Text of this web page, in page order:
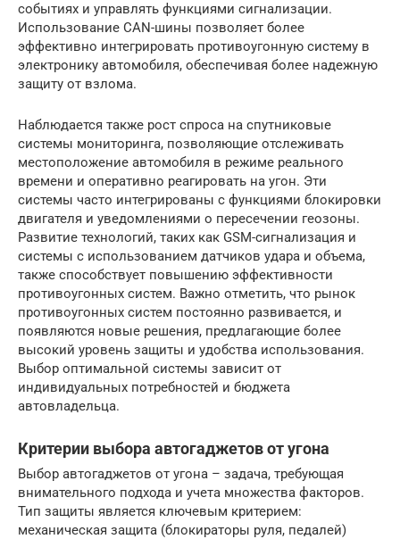
событиях и управлять функциями сигнализации.
Использование CAN-шины позволяет более
эффективно интегрировать противоугонную систему в
электронику автомобиля, обеспечивая более надежную
защиту от взлома.
Наблюдается также рост спроса на спутниковые
системы мониторинга, позволяющие отслеживать
местоположение автомобиля в режиме реального
времени и оперативно реагировать на угон. Эти
системы часто интегрированы с функциями блокировки
двигателя и уведомлениями о пересечении геозоны.
Развитие технологий, таких как GSM-сигнализация и
системы с использованием датчиков удара и объема,
также способствует повышению эффективности
противоугонных систем. Важно отметить, что рынок
противоугонных систем постоянно развивается, и
появляются новые решения, предлагающие более
высокий уровень защиты и удобства использования.
Выбор оптимальной системы зависит от
индивидуальных потребностей и бюджета
автовладельца.
Критерии выбора автогаджетов от угона
Выбор автогаджетов от угона – задача, требующая
внимательного подхода и учета множества факторов.
Тип защиты является ключевым критерием:
механическая защита (блокираторы руля, педалей)